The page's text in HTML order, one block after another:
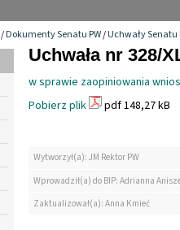
/Dokumenty Senatu PW/Uchwały Senatu
Uchwała nr 328/
w sprawie zaopiniowania
Pobierz plik
pdf 148,27 kB
Wytworzył(a): JM Rektor PW
Wprowadził(a) do BIP: Adrianna
Zaktualizował(a): Anna Kmieć